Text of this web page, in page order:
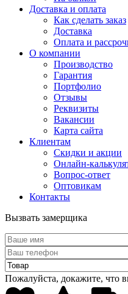
Доставка и оплата
Как сделать заказ
Доставка
Оплата и
О компании
Производство
Гарантия
Портфолио
Отзывы
Реквизиты
Вакансии
Карта сайта
Клиентам
Скидки и акции
Онлайн-
Вопрос-ответ
Оптовикам
Контакты
Вызвать замерщика
Пожалуйста, докажите, что